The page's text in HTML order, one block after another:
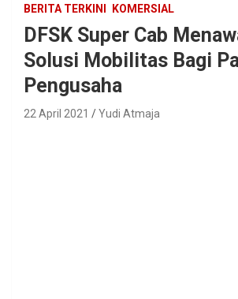
BERITA TERKINI KOMERSIAL
DFSK Super Cab
Solusi Mobilitas Bagi
Pengusaha
22 April 2021 Yudi Atmaja